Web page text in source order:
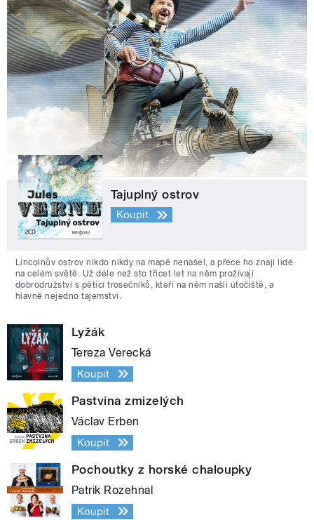
Tajuplný ostrov
Koupit
Lincolnův ostrov nikdo nikdy na mapě nenašel, a přece ho znají lidé
na celém světě. Už déle než sto třicet let na něm prožívají
dobrodružství s pěticí trosečníků, kteří na něm našli útočiště, a
hlavně nejedno tajemství.
Lyžák
Tereza Verecká
Koupit
Pastvina zmizelých
Václav Erben
Koupit
Pochoutky z horské chaloupky
Patrik Rozehnal
Koupit